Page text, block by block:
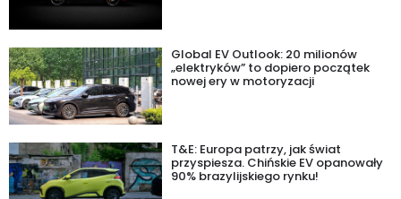
Global EV Outlook: 20 milionów
„elektryków” to dopiero początek
nowej ery w motoryzacji
T&E: Europa patrzy, jak świat
przyspiesza. Chińskie EV opanowały
90% brazylijskiego rynku!